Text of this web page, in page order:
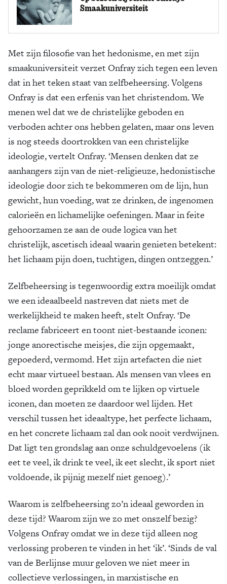
Smaakuniversiteit
Met zijn filosofie van het hedonisme, en met zijn
smaakuniversiteit verzet Onfray zich tegen een leven
dat in het teken staat van zelfbeheersing. Volgens
Onfray is dat een erfenis van het christendom. We
menen wel dat we de christelijke geboden en
verboden achter ons hebben gelaten, maar ons leven
is nog steeds doortrokken van een christelijke
ideologie, vertelt Onfray. ‘Mensen denken dat ze
aanhangers zijn van de niet-religieuze, hedonistische
ideologie door zich te bekommeren om de lijn, hun
gewicht, hun voeding, wat ze drinken, de ingenomen
calorieën en lichamelijke oefeningen. Maar in feite
gehoorzamen ze aan de oude logica van het
christelijk, ascetisch ideaal waarin genieten betekent:
het lichaam pijn doen, tuchtigen, dingen ontzeggen.’
Zelfbeheersing is tegenwoordig extra moeilijk omdat
we een ideaalbeeld nastreven dat niets met de
werkelijkheid te maken heeft, stelt Onfray. ‘De
reclame fabriceert en toont niet-bestaande iconen:
jonge anorectische meisjes, die zijn opgemaakt,
gepoederd, vermomd. Het zijn artefacten die niet
echt maar virtueel bestaan. Als mensen van vlees en
bloed worden geprikkeld om te lijken op virtuele
iconen, dan moeten ze daardoor wel lijden. Het
verschil tussen het ideaaltype, het perfecte lichaam,
en het concrete lichaam zal dan ook nooit verdwijnen.
Dat ligt ten grondslag aan onze schuldgevoelens (ik
eet te veel, ik drink te veel, ik eet slecht, ik sport niet
voldoende, ik pijnig mezelf niet genoeg).’
Waarom is zelfbeheersing zo’n ideaal geworden in
deze tijd? Waarom zijn we zo met onszelf bezig?
Volgens Onfray omdat we in deze tijd alleen nog
verlossing proberen te vinden in het ‘ik’. ‘Sinds de val
van de Berlijnse muur geloven we niet meer in
collectieve verlossingen, in marxistische en